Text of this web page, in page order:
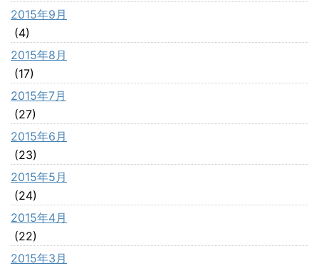
2015年9月
(4)
2015年8月
(17)
2015年7月
(27)
2015年6月
(23)
2015年5月
(24)
2015年4月
(22)
2015年3月